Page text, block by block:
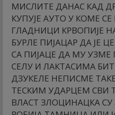
МИСЛИТЕ ДАНАС КАД
КУПУЈЕ АУТО У КОМЕ
ГЛАДНИЦИ КРВОПИЈЕ
БУРЛЕ ПИЈАЦАР ДА ЈЕ
СА ПИЈАЦЕ ДА МУ
СЕЛУ И ЛАКТАСИМА
ДЗУКЕЛЕ НЕПИСМЕ
ТЕСКИМ УДАРЦЕМ СВИ
ВЛАСТ ЗЛОЦИНАЦКА